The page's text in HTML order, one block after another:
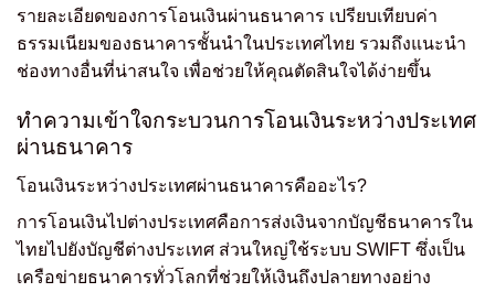
รายละเอียดของการโอนเงินผ่านธนาคาร เปรียบเทียบค่า
ธรรมเนียมของธนาคารชั้นนำในประเทศไทย รวมถึงแนะนำ
ช่องทางอื่นที่น่าสนใจ เพื่อช่วยให้คุณตัดสินใจได้ง่ายขึ้น
ทำความเข้าใจกระบวนการโอนเงินระหว่างประเทศ
ผ่านธนาคาร
โอนเงินระหว่างประเทศผ่านธนาคารคืออะไร?
การโอนเงินไปต่างประเทศคือการส่งเงินจากบัญชีธนาคารใน
ไทยไปยังบัญชีต่างประเทศ ส่วนใหญ่ใช้ระบบ SWIFT ซึ่งเป็น
เครือข่ายธนาคารทั่วโลกที่ช่วยให้เงินถึงปลายทางอย่าง